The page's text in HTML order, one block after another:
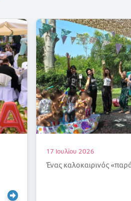
16 Ιουλίου 2026
Απόλυτη επιτυχία στις